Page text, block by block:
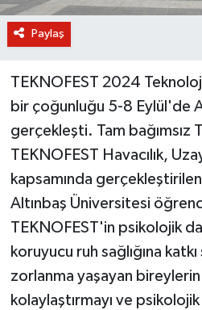
Paylaş
TEKNOFEST 2024 Teknoloji
bir çoğunluğu 5-8 Eylül'de
gerçekleşti. Tam bağımsız
TEKNOFEST Havacılık,
kapsamında
Altınbaş Üniversitesi
TEKNOFEST'in psikolojik
koruyucu ruh sağlığına
zorlanma yaşayan
kolaylaştırmayı ve